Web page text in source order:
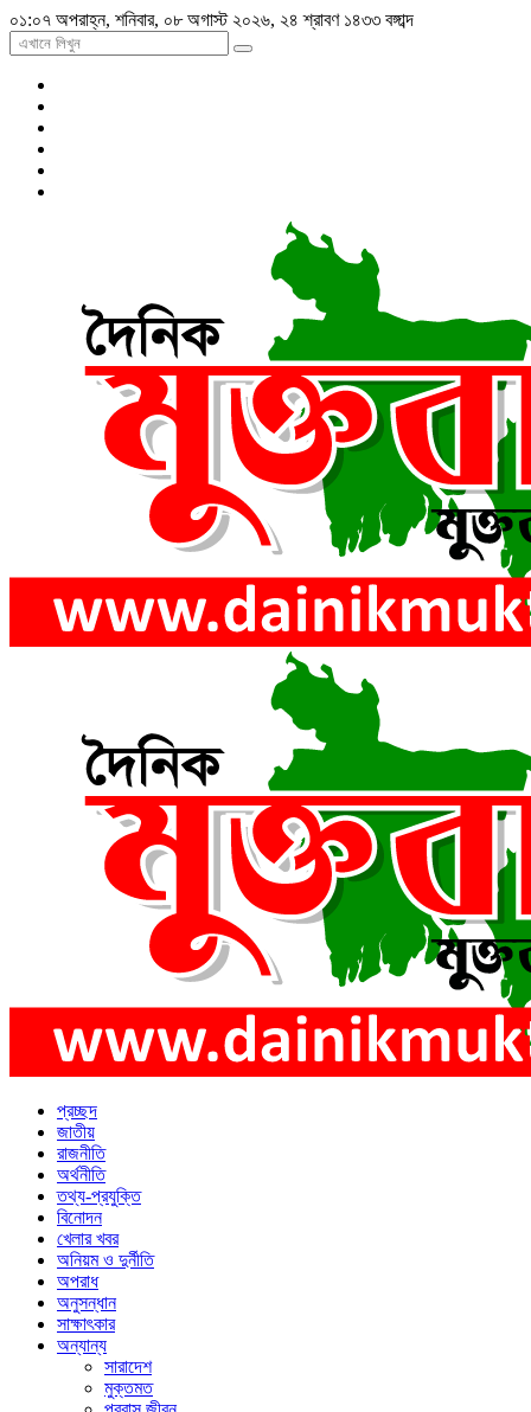
০১:০৭ অপরাহ্ন, শনিবার, ০৮ অগাস্ট ২০২৬, ২৪ শ্রাবণ ১৪৩৩ বঙ্গাব্দ
প্রচ্ছদ
জাতীয়
রাজনীতি
অর্থনীতি
তথ্য-প্রযুক্তি
বিনোদন
খেলার খবর
অনিয়ম ও দুর্নীতি
অপরাধ
অনুসন্ধান
সাক্ষাৎকার
অন্যান্য
সারাদেশ
মুক্তমত